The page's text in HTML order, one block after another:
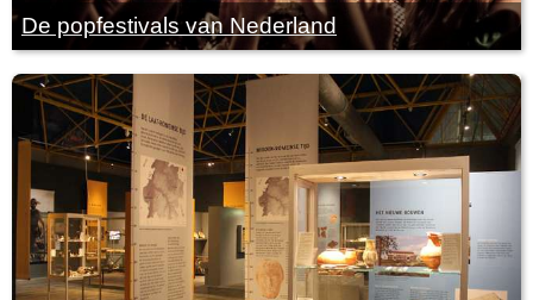
De popfestivals van Nederland